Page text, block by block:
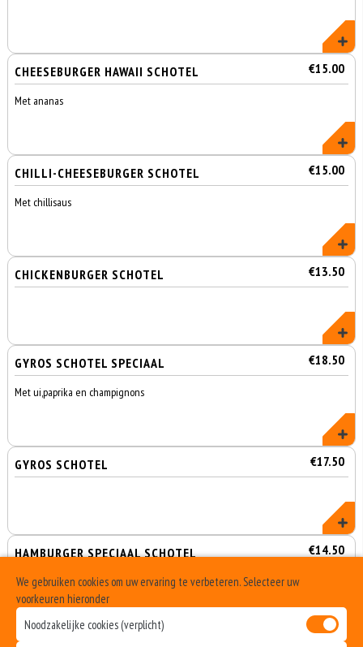
CHEESEBURGER HAWAII SCHOTEL €15.00
Met ananas
CHILLI-CHEESEBURGER SCHOTEL €15.00
Met chillisaus
CHICKENBURGER SCHOTEL €13.50
GYROS SCHOTEL SPECIAAL €18.50
Met ui,paprika en champignons
GYROS SCHOTEL €17.50
HAMBURGER SPECIAAL SCHOTEL €14.50
Hamburger menu met friet en salade + paprika, champignons en ui
op hamburger
We gebruiken cookies om uw ervaring te verbeteren. Selecteer uw
voorkeuren hieronder
Noodzakelijke cookies (verplicht)